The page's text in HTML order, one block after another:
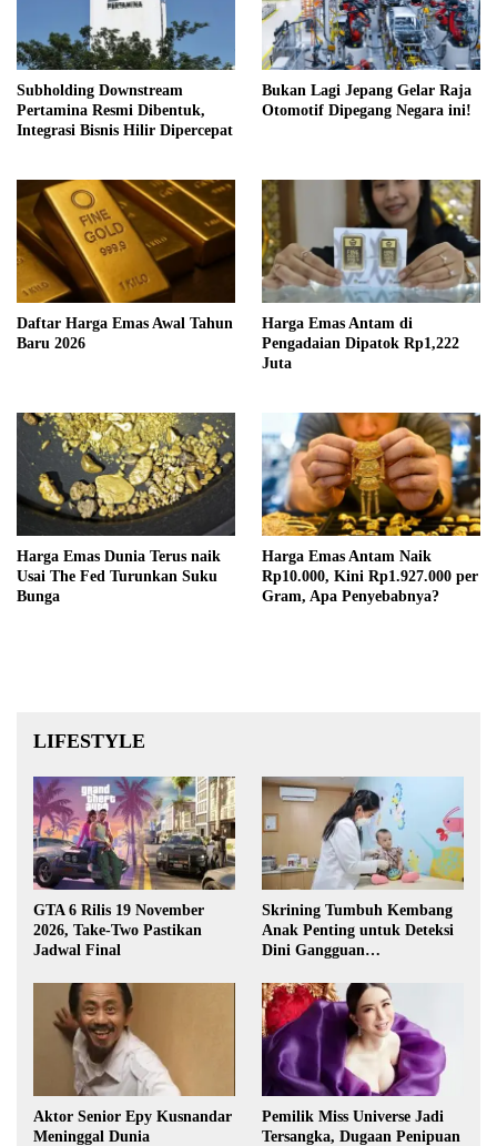
Subholding Downstream
Pertamina Resmi Dibentuk,
Integrasi Bisnis Hilir Dipercepat
Bukan Lagi Jepang Gelar Raja
Otomotif Dipegang Negara ini!
Daftar Harga Emas Awal Tahun
Baru 2026
Harga Emas Antam di
Pengadaian Dipatok Rp1,222
Juta
Harga Emas Dunia Terus naik
Usai The Fed Turunkan Suku
Bunga
Harga Emas Antam Naik
Rp10.000, Kini Rp1.927.000 per
Gram, Apa Penyebabnya?
LIFESTYLE
GTA 6 Rilis 19 November
2026, Take-Two Pastikan
Jadwal Final
Skrining Tumbuh Kembang
Anak Penting untuk Deteksi
Dini Gangguan
Aktor Senior Epy Kusnandar
Meninggal Dunia
Pemilik Miss Universe Jadi
Tersangka, Dugaan Penipuan